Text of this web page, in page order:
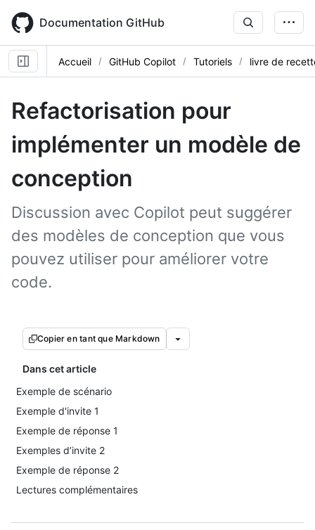
main
content
Documentation GitHub
Accueil GitHub Copilot Tutoriels livre de
Refactorisation pour
implémenter un modèle de
conception
Discussion avec Copilot peut suggérer
des modèles de conception que vous
pouvez utiliser pour améliorer votre
code.
Copier en tant que Markdown
Dans cet article
Exemple de scénario
Exemple d'invite 1
Exemple de réponse 1
Exemples d’invite 2
Exemple de réponse 2
Lectures complémentaires